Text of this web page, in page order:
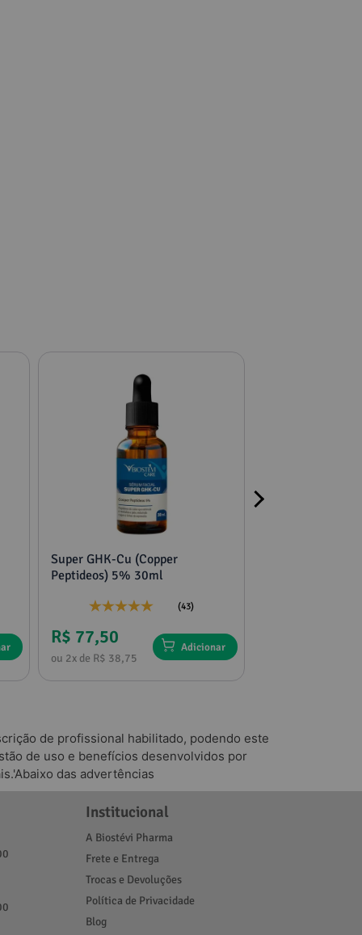
Super GHK-Cu (Copper
Peptideos) 5% 30ml
(43)
R$ 77,50
ou 2x de R$ 38,75
Adicionar
de profissional habilitado, podendo este
de uso e benefícios desenvolvidos por
das advertências
Institucional
A Biostévi Pharma
Frete e Entrega
Trocas e Devoluções
Política de Privacidade
Blog